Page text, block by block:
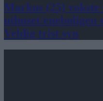
Markus (25) vokste
uthuset/eneboligen
Veldig trist syn